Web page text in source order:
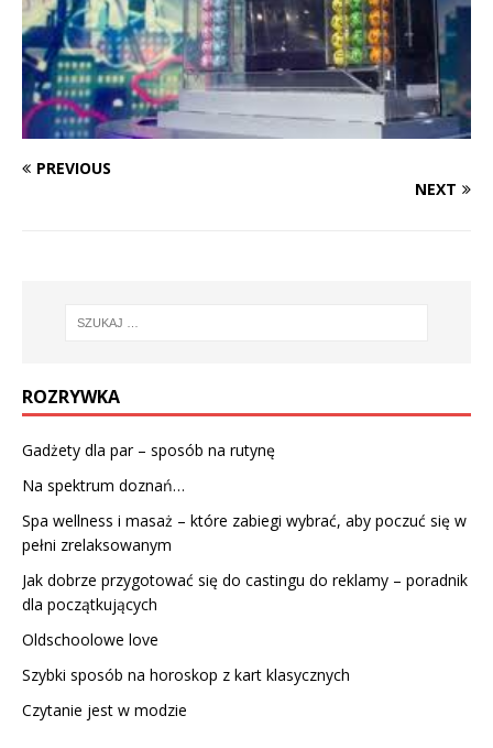
PREVIOUS
NEXT
ROZRYWKA
Gadżety dla par – sposób na rutynę
Na spektrum doznań…
Spa wellness i masaż – które zabiegi wybrać, aby poczuć się w
pełni zrelaksowanym
Jak dobrze przygotować się do castingu do reklamy – poradnik
dla początkujących
Oldschoolowe love
Szybki sposób na horoskop z kart klasycznych
Czytanie jest w modzie